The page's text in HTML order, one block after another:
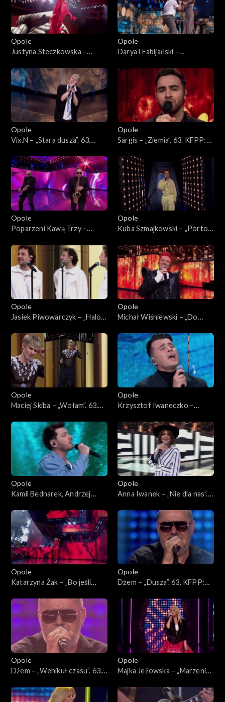
Koncert „Premiery”
Opole
Justyna Steczkowska –
karę”, Oko za oko”, „Stu
policjantów”. 63. KFPP:
Koncert „Premiery”
Opole
Darya i Fabijański –
Koncert „Premiery”
Opole
Vix.N – „Stara dusza”. 63.
Opole
Sargis – „Ziemia”. 63. KFPP:
Opole
Poparzeni Kawą Trzy –
Koncert „Premiery”
Opole
Kuba Szmajkowski – „Porto”.
„Premiery”
Opole
Jasiek Piwowarczyk – „Halo
„Premiery”
Opole
Michał Wiśniewski – „Do
Koncert „Premiery”
Opole
Maciej Skiba – „Wołam”. 63.
Opole
Krzysztof Iwaneczko –
Koncert „Premiery”
Opole
Kamil Bednarek, Andrzej
– „Fale”. 63. KFPP: Koncert
„Premiery”
Opole
Anna Iwanek – „Nie dla nas”.
„Premiery”
Opole
Katarzyna Żak – „Bo jeśli
Koncert „Premiery”
Opole
Dżem – „Dusza”. 63. KFPP:
Opole
Dżem – „Wehikuł czasu”. 63.
„SuperJedynki”
Opole
Majka Jeżowska – „Marzenia
mamę”. 63. KFPP: Koncert